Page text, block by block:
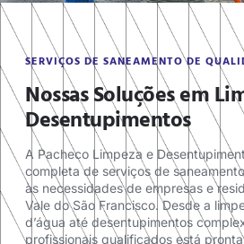
SERVIÇOS DE SANEAMENTO DE
Nossas Soluções em
Desentupimentos
A Pacheco Limpeza e
completa de serviços de
às necessidades de empresas e
Vale do São Francisco. Desde a
d’água até desentupimentos
profissionais qualificados está